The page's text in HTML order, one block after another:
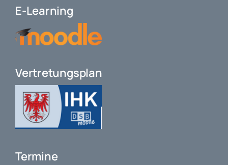
E-Learning
Vertretungsplan
Termine